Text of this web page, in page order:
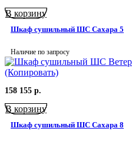
В корзину
Шкаф сушильный ШС Сахара 5
Наличие по запросу
158 155 р.
В корзину
Шкаф сушильный ШС Сахара 8